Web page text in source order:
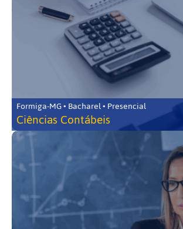
Formiga-MG • Bacharel • Presencial
Ciências Contábeis